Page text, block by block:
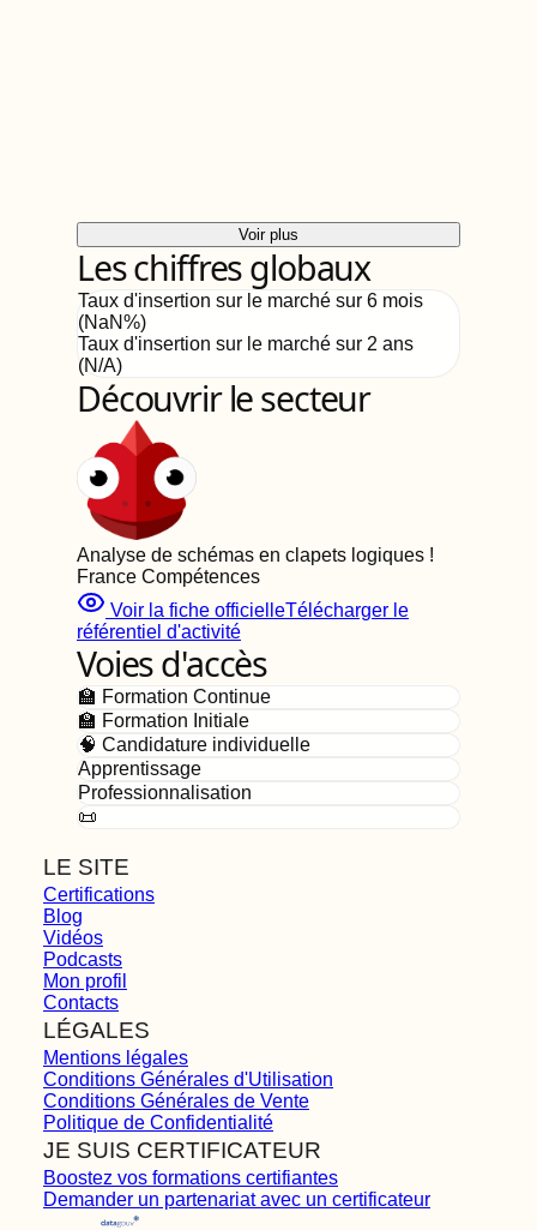
Voir plus
Les chiffres globaux
Taux d'insertion sur le marché sur 6 mois
(NaN%)
Taux d'insertion sur le marché sur 2 ans
(N/A)
Découvrir le secteur
Analyse de schémas en clapets logiques !
France Compétences
Voir la fiche officielleTélécharger le
référentiel d'activité
Voies d'accès
🏫 Formation Continue
🏫 Formation Initiale
🧠 Candidature individuelle
Apprentissage
Professionnalisation
📜
LE SITE
Certifications
Blog
Vidéos
Podcasts
Mon profil
Contacts
LÉGALES
Mentions légales
Conditions Générales d'Utilisation
Conditions Générales de Vente
Politique de Confidentialité
JE SUIS CERTIFICATEUR
Boostez vos formations certifiantes
Demander un partenariat avec un certificateur